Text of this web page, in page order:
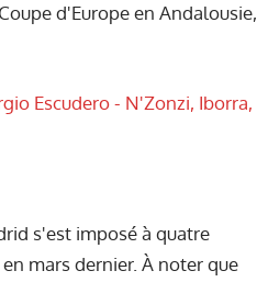
d'Europe en Andalousie,
Escudero - N'Zonzi, Iborra,
s'est imposé à quatre
mars dernier. À noter que